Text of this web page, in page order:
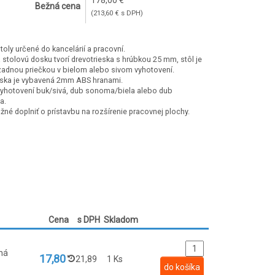
Bežná cena
(213,60 € s DPH)
určené do kancelárií a pracovní.
stolovú dosku tvorí drevotrieska s hrúbkou 25 mm, stôl je
priečkou v bielom alebo sivom vyhotovení.
je vybavená 2mm ABS hranami.
buk/sivá, dub sonoma/biela alebo dub
doplniť o prístavbu na rozšírenie pracovnej plochy.
Cena s DPH Skladom
17,80 21,89 1 Ks